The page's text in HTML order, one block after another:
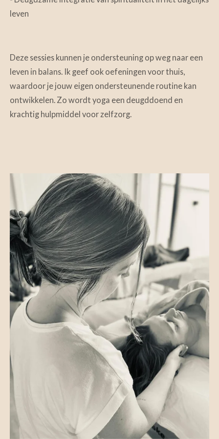
leven
Deze sessies kunnen je ondersteuning op weg naar een
leven in balans. Ik geef ook oefeningen voor thuis,
waardoor je jouw eigen ondersteunende routine kan
ontwikkelen. Zo wordt yoga een deugddoend en
krachtig hulpmiddel voor zelfzorg.